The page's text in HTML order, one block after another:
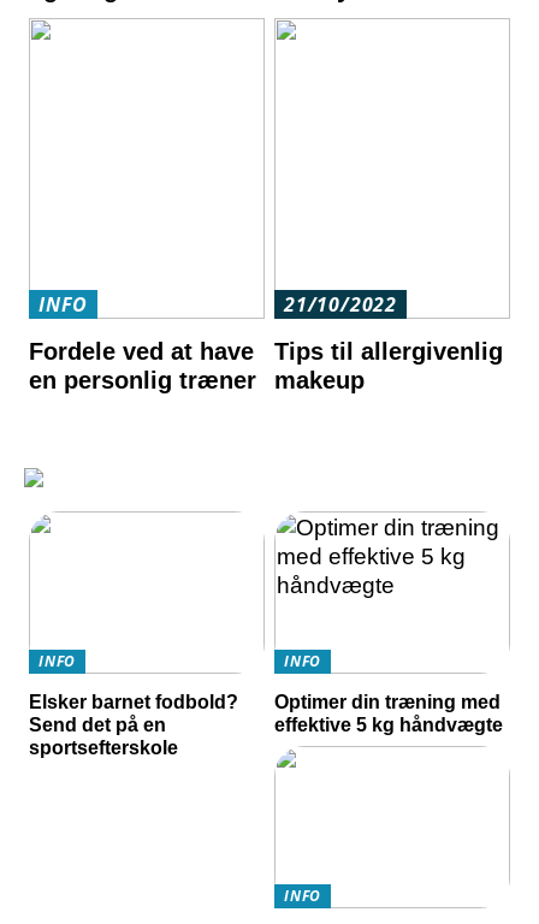
INFO
Fordele ved at have
en personlig træner
21/10/2022
Tips til allergivenlig
makeup
INFO
Elsker barnet fodbold?
Send det på en
sportsefterskole
INFO
Optimer din træning med
effektive 5 kg håndvægte
INFO